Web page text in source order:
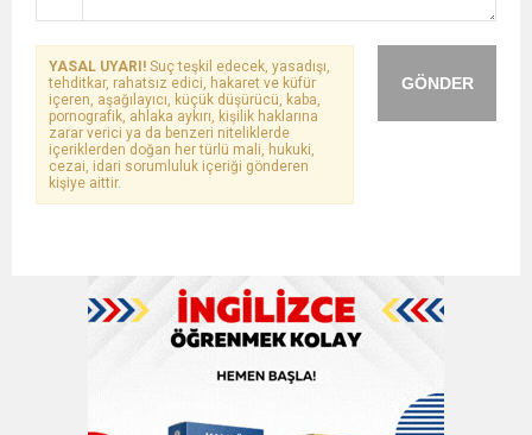
GÖNDER
YASAL UYARI! Suç teşkil edecek, yasadışı,
tehditkar, rahatsız edici, hakaret ve küfür
içeren, aşağılayıcı, küçük düşürücü, kaba,
pornografik, ahlaka aykırı, kişilik haklarına
zarar verici ya da benzeri niteliklerde
içeriklerden doğan her türlü mali, hukuki,
cezai, idari sorumluluk içeriği gönderen
kişiye aittir.